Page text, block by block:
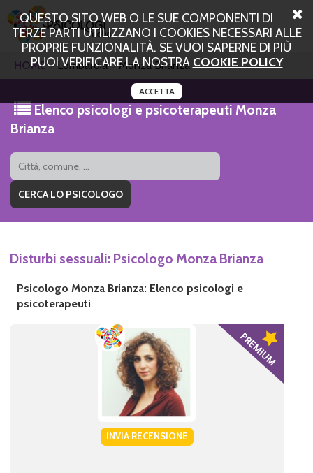
QUESTO SITO WEB O LE SUE COMPONENTI DI
TERZE PARTI UTILIZZANO I COOKIES NECESSARI ALLE
PROPRIE FUNZIONALITÀ. SE VUOI SAPERNE DI PIÙ
PUOI VERIFICARE LA NOSTRA COOKIE POLICY
ACCETTA
HOME Lombardia Monza Brianza
Elenco psicologi e psicoterapeuti Monza
Brianza
Disturbi sessuali: Psicologo Monza Brianza
Psicologo Monza Brianza: Elenco psicologi e
psicoterapeuti
INVIA RECENSIONE